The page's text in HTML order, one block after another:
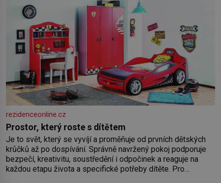
rezidenceonline.cz
Prostor, který roste s dítětem
Je to svět, který se vyvíjí a proměňuje od prvních dětských
krůčků až po dospívání. Správně navržený pokoj podporuje
bezpečí, kreativitu, soustředění i odpočinek a reaguje na
každou etapu života a specifické potřeby dítěte. Pro